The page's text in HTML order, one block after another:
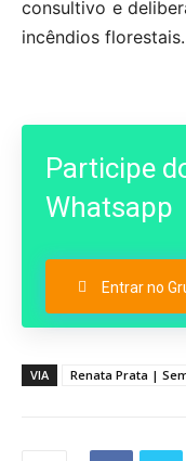
consultivo e
incêndios florestais.
Participe
Whatsapp
Entrar no
VIA Renata Prata |